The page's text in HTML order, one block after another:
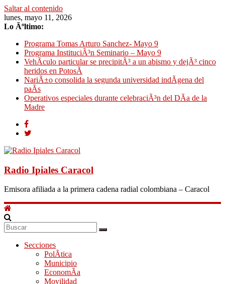
Saltar al contenido
lunes, mayo 11, 2026
Lo Ãºltimo:
Programa Tomas Arturo Sanchez- Mayo 9
Programa InstituciÃ³n Seminario – Mayo 9
VehÃ­culo particular se precipitÃ³ a un abismo y dejÃ³ cinco
heridos en PotosÃ­
NariÃ±o consolida la segunda universidad indÃ­gena del
paÃ­s
Operativos especiales durante celebraciÃ³n del DÃ­a de la
Madre
Radio Ipiales Caracol
Emisora afiliada a la primera cadena radial colombiana – Caracol
Secciones
PolÃ­tica
Municipio
EconomÃ­a
Movilidad